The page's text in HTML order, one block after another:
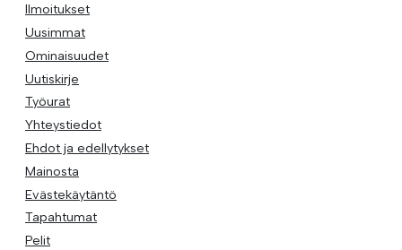
Ilmoitukset
Uusimmat
Ominaisuudet
Uutiskirje
Työurat
Yhteystiedot
Ehdot ja edellytykset
Mainosta
Evästekäytäntö
Tapahtumat
Pelit